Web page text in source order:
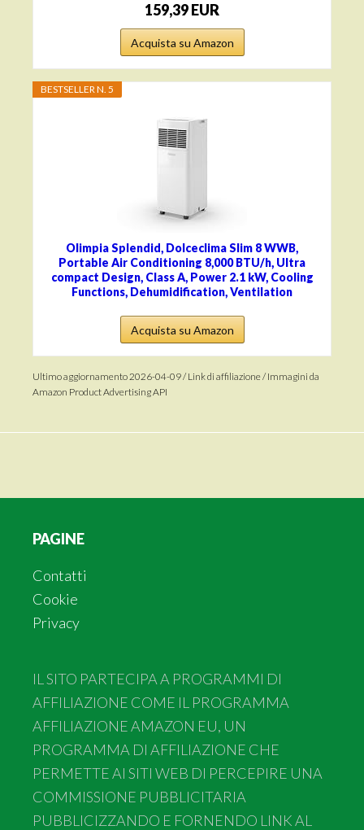
159,39 EUR
Acquista su Amazon
BESTSELLER N. 5
Olimpia Splendid, Dolceclima Slim 8 WWB,
Portable Air Conditioning 8,000 BTU/h, Ultra
compact Design, Class A, Power 2.1 kW, Cooling
Functions, Dehumidification, Ventilation
Acquista su Amazon
Ultimo aggiornamento 2026-04-09 / Link di affiliazione / Immagini da
Amazon Product Advertising API
PAGINE
Contatti
Cookie
Privacy
IL SITO PARTECIPA A PROGRAMMI DI
AFFILIAZIONE COME IL PROGRAMMA
AFFILIAZIONE AMAZON EU, UN
PROGRAMMA DI AFFILIAZIONE CHE
PERMETTE AI SITI WEB DI PERCEPIRE UNA
COMMISSIONE PUBBLICITARIA
PUBBLICIZZANDO E FORNENDO LINK AL